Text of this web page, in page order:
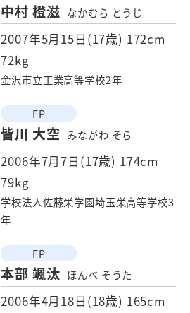
中村 橙滋 なかむら とうじ
2007年5月15日(17歳) 172cm
72kg
金沢市立工業高等学校2年
FP
皆川 大空 みながわ そら
2006年7月7日(17歳) 174cm
79kg
学校法人佐藤栄学園埼玉栄高等学校3
年
FP
本部 颯汰 ほんべ そうた
2006年4月18日(18歳) 165cm